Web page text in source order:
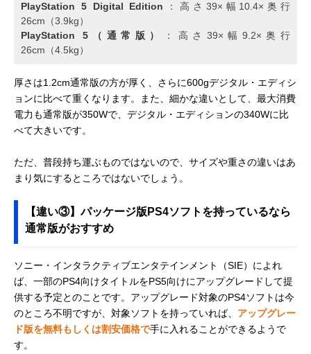
PlayStation 5 Digital Edition ：高さ39×幅10.4×奥行
26cm（3.9kg）
PlayStation 5（通常版）
：高さ39×幅9.2×奥行
26cm（4.5kg）
厚さは1.2cm通常版の方が厚く、さらに600gデジタル・エディシ
ョンに比べて重くなります。また、細かな違いとして、最大消費
電力も通常版が350Wで、デジタル・エディションの340Wに比
べて大きいです。
ただ、普段持ち運ぶものではないので、サイズや重さの違いはあ
まり気にするところではないでしょう。
【違い③】パッケージ版PS4ソフトを持っているなら
通常版がおすすめ
ソニー・インタラクティブエンタテインメント（SIE）によれ
ば、一部のPS4向けタイトルをPS5向けにアップグレードして提
供する予定とのことです。アップグレード対象のPS4ソフトは今
のところ不明ですが、対象ソフトを持っていれば、 アップグレー
ド版を無料もしくは割安価格で手に入れることができるようで
す。